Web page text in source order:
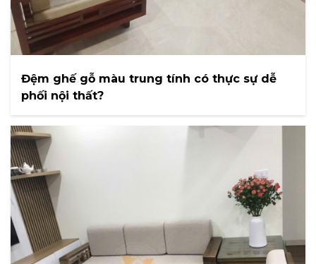
Đệm ghế gỗ màu trung tính có thực sự dễ
phối nội thất?